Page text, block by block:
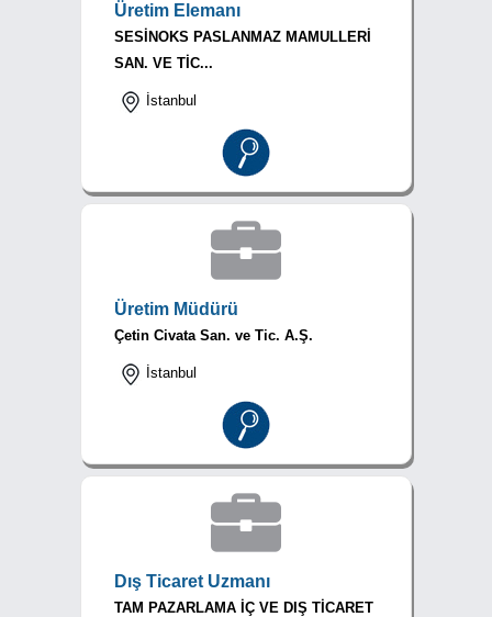
Üretim Elemanı
SESİNOKS PASLANMAZ MAMULLERİ
SAN. VE TİC...
İstanbul
Üretim Müdürü
Çetin Civata San. ve Tic. A.Ş.
İstanbul
Dış Ticaret Uzmanı
TAM PAZARLAMA İÇ VE DIŞ TİCARET